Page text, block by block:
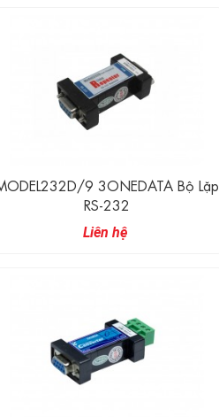
9 3ONEDATA Bộ Lặp
RS-232
Liên hệ